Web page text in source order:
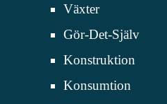
Växter
Gör-Det-Själv
Konstruktion
Konsumtion